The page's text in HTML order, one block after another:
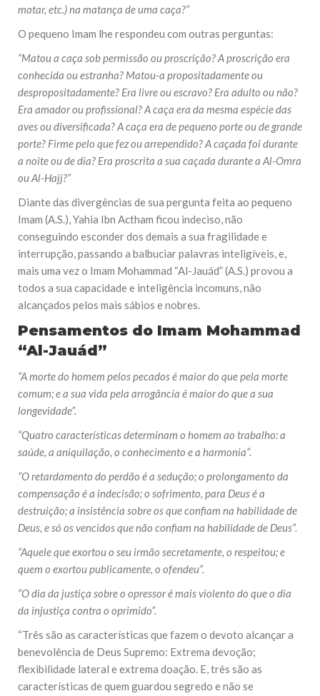
matar, etc.) na matança de uma caça?”
O pequeno Imam lhe respondeu com outras perguntas:
“Matou a caça sob permissão ou proscrição? A proscrição era
conhecida ou estranha? Matou-a propositadamente ou
despropositadamente? Era livre ou escravo? Era adulto ou não?
Era amador ou profissional? A caça era da mesma espécie das
aves ou diversificada? A caça era de pequeno porte ou de grande
porte? Firme pelo que fez ou arrependido? A caçada foi durante
a noite ou de dia? Era proscrita a sua caçada durante a Al-Omra
ou Al-Hajj?”
Diante das divergências de sua pergunta feita ao pequeno
Imam (A.S.), Yahia Ibn Actham ficou indeciso, não
conseguindo esconder dos demais a sua fragilidade e
interrupção, passando a balbuciar palavras inteligíveis, e,
mais uma vez o Imam Mohammad “Al-Jauád” (A.S.) provou a
todos a sua capacidade e inteligência incomuns, não
alcançados pelos mais sábios e nobres.
Pensamentos do Imam Mohammad
“Al-Jauád”
“A morte do homem pelos pecados é maior do que pela morte
comum; e a sua vida pela arrogância é maior do que a sua
longevidade”.
“Quatro características determinam o homem ao trabalho: a
saúde, a aniquilação, o conhecimento e a harmonia”.
“O retardamento do perdão é a sedução; o prolongamento da
compensação é a indecisão; o sofrimento, para Deus é a
destruição; a insistência sobre os que confiam na habilidade de
Deus, e só os vencidos que não confiam na habilidade de Deus”.
“Aquele que exortou o seu irmão secretamente, o respeitou; e
quem o exortou publicamente, o ofendeu”.
“O dia da justiça sobre o opressor é mais violento do que o dia
da injustiça contra o oprimido”.
“Três são as características que fazem o devoto alcançar a
benevolência de Deus Supremo: Extrema devoção;
flexibilidade lateral e extrema doação. E, três são as
características de quem guardou segredo e não se